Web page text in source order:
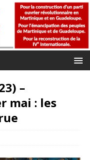
–
mai : les